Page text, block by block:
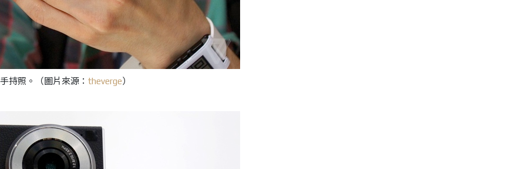
持照。 （圖片來源： theverge）